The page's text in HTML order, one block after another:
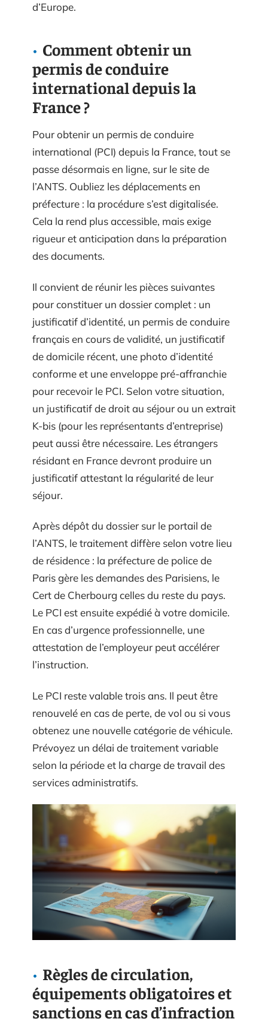
d’Europe.
Comment obtenir un
permis de conduire
international depuis la
France ?
Pour obtenir un permis de conduire
international (PCI) depuis la France, tout se
passe désormais en ligne, sur le site de
l’ANTS. Oubliez les déplacements en
préfecture : la procédure s’est digitalisée.
Cela la rend plus accessible, mais exige
rigueur et anticipation dans la préparation
des documents.
Il convient de réunir les pièces suivantes
pour constituer un dossier complet : un
justificatif d’identité, un permis de conduire
français en cours de validité, un justificatif
de domicile récent, une photo d’identité
conforme et une enveloppe pré-affranchie
pour recevoir le PCI. Selon votre situation,
un justificatif de droit au séjour ou un extrait
K-bis (pour les représentants d’entreprise)
peut aussi être nécessaire. Les étrangers
résidant en France devront produire un
justificatif attestant la régularité de leur
séjour.
Après dépôt du dossier sur le portail de
l’ANTS, le traitement diffère selon votre lieu
de résidence : la préfecture de police de
Paris gère les demandes des Parisiens, le
Cert de Cherbourg celles du reste du pays.
Le PCI est ensuite expédié à votre domicile.
En cas d’urgence professionnelle, une
attestation de l’employeur peut accélérer
l’instruction.
Le PCI reste valable trois ans. Il peut être
renouvelé en cas de perte, de vol ou si vous
obtenez une nouvelle catégorie de véhicule.
Prévoyez un délai de traitement variable
selon la période et la charge de travail des
services administratifs.
Règles de circulation,
équipements obligatoires et
sanctions en cas d’infraction